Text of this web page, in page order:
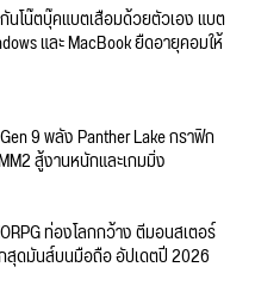
โน๊ตบุ๊คแบตเสื่อมด้วยตัวเอง แบต
และ MacBook ยืดอายุคอมให้
9 พลัง Panther Lake กราฟิก
สู้งานหนักและเกมมิ่ง
ท่องโลกกว้าง ตีมอนสเตอร์
ดมันส์บนมือถือ อัปเดตปี 2026